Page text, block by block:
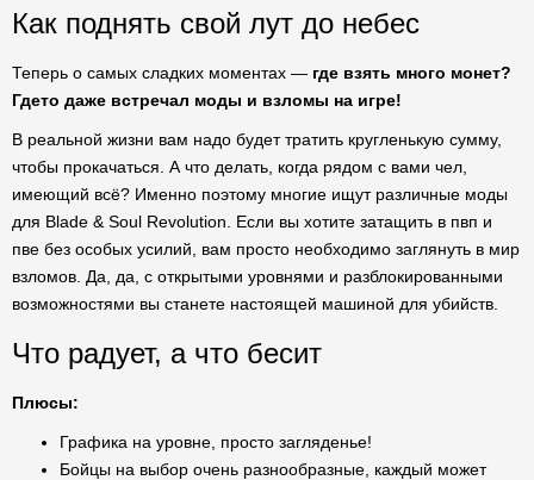
Как поднять свой лут до небес
Теперь о самых сладких моментах — где взять много монет?
Гдето даже встречал моды и взломы на игре!
В реальной жизни вам надо будет тратить кругленькую сумму,
чтобы прокачаться. А что делать, когда рядом с вами чел,
имеющий всё? Именно поэтому многие ищут различные моды
для Blade & Soul Revolution. Если вы хотите затащить в пвп и
пве без особых усилий, вам просто необходимо заглянуть в мир
взломов. Да, да, с открытыми уровнями и разблокированными
возможностями вы станете настоящей машиной для убийств.
Что радует, а что бесит
Плюсы:
Графика на уровне, просто загляденье!
Бойцы на выбор очень разнообразные, каждый может